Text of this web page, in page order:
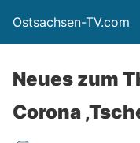
Ostsachsen-TV.com
Neues zum
Corona